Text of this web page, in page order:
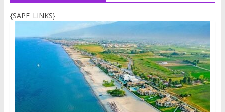
{SAPE_LINKS}